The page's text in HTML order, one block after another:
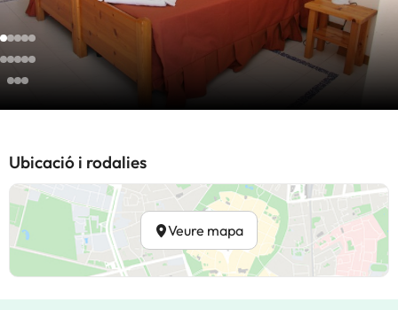
Ubicació i rodalies
Veure mapa